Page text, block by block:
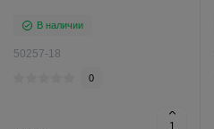
В наличии
50257-18
0